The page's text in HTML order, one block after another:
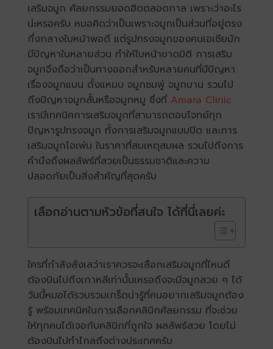
เสริมจมูก ศัลยกรรมยอดฮิตตลอดกาล เพราะว่าอะไร
น่ะหรอครับ หมอคิดว่าเป็นเพราะจมูกเป็นส่วนที่อยู่ตรง
กึ่งกลางใบหน้าพอดี แต่รูปทรงจมูกของคนเอเชียมัก
มีปัญหาในหลายส่วน ทำให้ใบหน้าขาดมิติ การเสริม
จมูกจึงถือว่าเป็นทางออกสำหรับหลายคนที่มีปัญหา
เรื่องจมูกแบน ดั้งแหมบ จมูกชมพู่ จมูกบาน รวมไป
ถึงปัญหาจมูกสั้นหรือจมูกหมู ซึ่งที่ Amara Clinic
เรามีเทคนิคการเสริมจมูกที่สามารถตอบโจทย์ทุก
ปัญหารูปทรงจมูก ทั้งการเสริมจมูกแบบปิด และการ
เสริมจมูกโอเพ่น ในราคาที่สมเหตุสมผล รวมไปถึงการ
คำนึงถึงผลลัพธ์ที่สวยเป็นธรรมชาติและความ
ปลอดภัยเป็นสิ่งสำคัญที่สุดครับ
เลือกอ่านตามหัวข้อที่สนใจ ได้ที่นี่เลยค่ะ
ใครที่กำลังลังเลว่าเราควรจะเลือกเสริมจมูกที่ไหนดี
ต้องบินไปถึงเกาหลีเท่านั้นเหรอถึงจะมีจมูกสวย ๆ ได้
วันนี้หมอได้รวบรวมเกร็ดน่ารู้ที่คนอยากเสริมจมูกต้อง
รู้ พร้อมเทคนิคในการเลือกคลินิกศัลยกรรม ที่จะช่วย
ให้ทุกคนได้เจอกับคลินิกที่ถูกใจ ผลลัพธ์สวย โดยไม่
ต้องบินไปทำไกลถึงต่างประเทศครับ